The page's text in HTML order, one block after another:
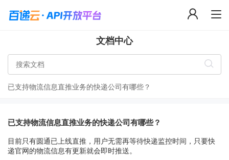
文档中心
已支持物流信息直推业务的快递公司有哪些？
已支持物流信息直推业务的快递公司有哪些？
目前只有圆通已上线直推，用户无需再等待快递监控时间，只要快
递官网的物流信息有更新就会即时推送。